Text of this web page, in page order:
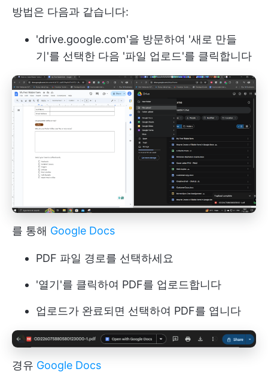
방법은 다음과 같습니다:
'drive.google.com'을 방문하여 '새로 만들
기'를 선택한 다음 '파일 업로드'를 클릭합니다
를 통해 Google Docs
PDF 파일 경로를 선택하세요
'열기'를 클릭하여 PDF를 업로드합니다
업로드가 완료되면 선택하여 PDF를 엽니다
경유 Google Docs